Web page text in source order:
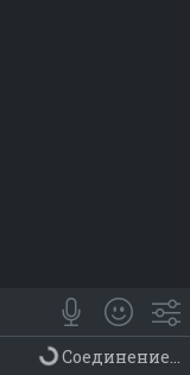
😀 Emoji
Объекты
Соединение...